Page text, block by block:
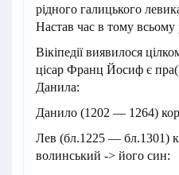
рідного галицького
Настав час в тому всьому
Вікіпедії виявилося
цісар Франц Йосиф є
Данила:
Данило (1202 — 1264)
Лев (бл.1225 — бл.1301)
волинський -> його син: